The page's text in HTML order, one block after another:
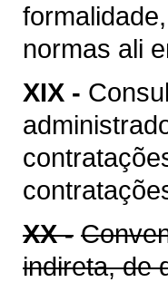
normas ali
XIX -
XX -
indireta, de